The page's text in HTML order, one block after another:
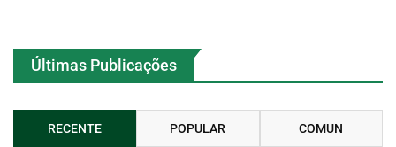
Últimas Publicações
RECENTE POPULAR COMUN